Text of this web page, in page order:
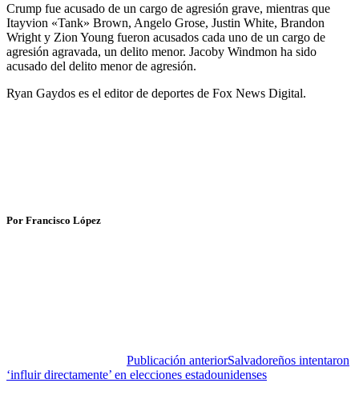
Crump fue acusado de un cargo de agresión grave, mientras que
Itayvion «Tank» Brown, Angelo Grose, Justin White, Brandon
Wright y Zion Young fueron acusados ​​cada uno de un cargo de
agresión agravada, un delito menor. Jacoby Windmon ha sido
acusado del delito menor de agresión.
Ryan Gaydos es el editor de deportes de Fox News Digital.
Por Francisco López
Publicación anteriorSalvadoreños intentaron
‘influir directamente’ en elecciones estadounidenses